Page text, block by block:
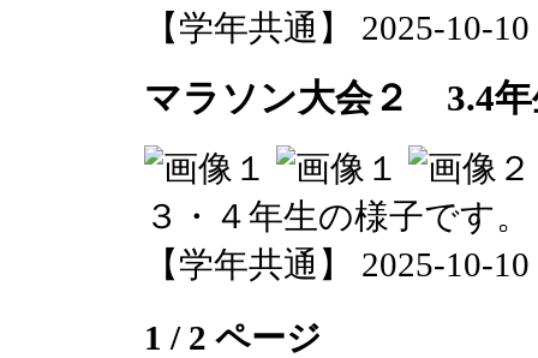
【学年共通】 2025-10-
マラソン大会２ 3.4年
３・４年生の様子です
【学年共通】 2025-10-
1 / 2 ページ